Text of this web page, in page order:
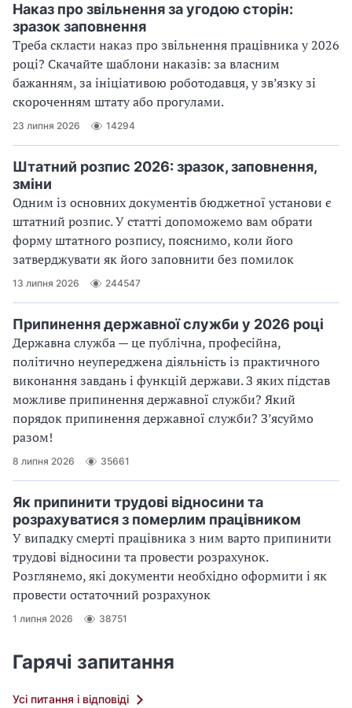
Наказ про звільнення за угодою сторін:
зразок заповнення
Треба скласти наказ про звільнення працівника у 2026
році? Скачайте шаблони наказів: за власним
бажанням, за ініціативою роботодавця, у зв’язку зі
скороченням штату або прогулами.
23 липня 2026 14294
Штатний розпис 2026: зразок, заповнення,
зміни
Одним із основних документів бюджетної установи є
штатний розпис. У статті допоможемо вам обрати
форму штатного розпису, пояснимо, коли його
затверджувати як його заповнити без помилок
13 липня 2026 244547
Припинення державної служби у 2026 році
Державна служба — це публічна, професійна,
політично неупереджена діяльність із практичного
виконання завдань і функцій держави. З яких підстав
можливе припинення державної служби? Який
порядок припинення державної служби? З’ясуймо
разом!
8 липня 2026 35661
Як припинити трудові відносини та
розрахуватися з померлим працівником
У випадку смерті працівника з ним варто припинити
трудові відносини та провести розрахунок.
Розглянемо, які документи необхідно оформити і як
провести остаточний розрахунок
1 липня 2026 38751
Гарячі запитання
Усі питання і відповіді